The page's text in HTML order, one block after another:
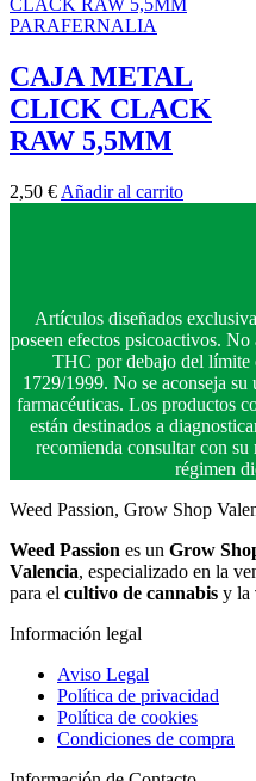
PARAFERNALIA
CAJA METAL
CLICK CLACK
RAW 5,5MM
2,50 € Añadir al carrito
Artículos diseñados
poseen efectos psicoactivos.
THC por debajo del límite
1729/1999. No se aconseja
farmacéuticas. Los productos
están destinados a
recomienda consultar con
régimen
Weed Passion, Grow Shop
Weed Passion es un Grow
Valencia, especializado en la
para el cultivo de cannabis y la
Información legal
Aviso Legal
Política de privacidad
Política de cookies
Condiciones de compra